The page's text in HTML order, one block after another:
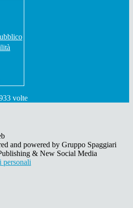
volte
and powered by Gruppo Spaggiari
& New Social Media
personali